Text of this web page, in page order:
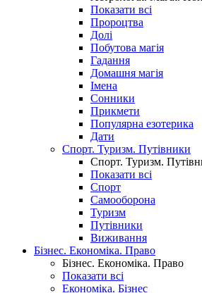
Показати всі
Пророцтва
Долі
Побутова магія
Гадання
Домашня магія
Імена
Сонники
Прикмети
Популярна езотерика
Дати
Спорт. Туризм. Путівники
Спорт. Туризм.
Показати всі
Спорт
Самооборона
Туризм
Путівники
Виживання
Бізнес. Економіка. Право
Бізнес. Економіка. Право
Показати всі
Економіка. Бізнес